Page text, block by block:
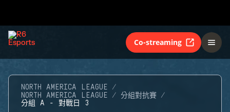
Co-streaming
NORTH AMERICA LEAGUE
NORTH AMERICA LEAGUE
分組對抗賽
分組 A - 對戰日 3